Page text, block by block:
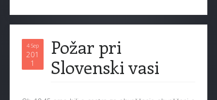
4 Sep
201
1
Požar pri
Slovenski vasi